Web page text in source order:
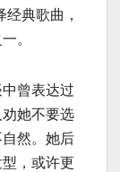
典歌曲，
。
曾表达过
她不要选
然。她后
，或许更